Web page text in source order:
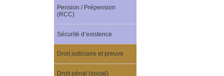
Pension / Prépension
(RCC)
Sécurité d’existence
Droit judiciaire et preuve
Droit pénal (social)